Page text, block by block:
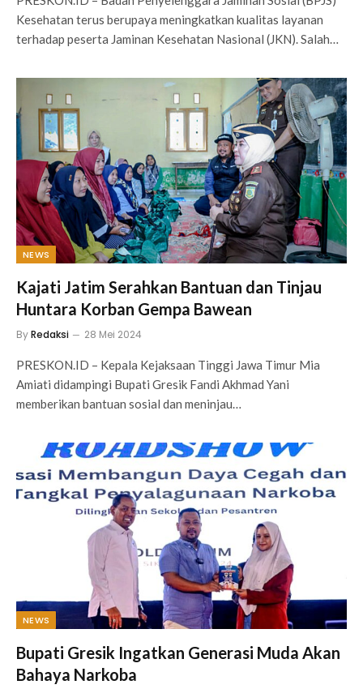
Kesehatan terus berupaya meningkatkan kualitas layanan
terhadap peserta Jaminan Kesehatan Nasional (JKN). Salah…
NEWS
Kajati Jatim Serahkan Bantuan dan Tinjau
Huntara Korban Gempa Bawean
ByRedaksi 28 Mei 2024
PRESKON.ID – Kepala Kejaksaan Tinggi Jawa Timur Mia
Amiati didampingi Bupati Gresik Fandi Akhmad Yani
memberikan bantuan sosial dan meninjau…
NEWS
Bupati Gresik Ingatkan Generasi Muda Akan
Bahaya Narkoba